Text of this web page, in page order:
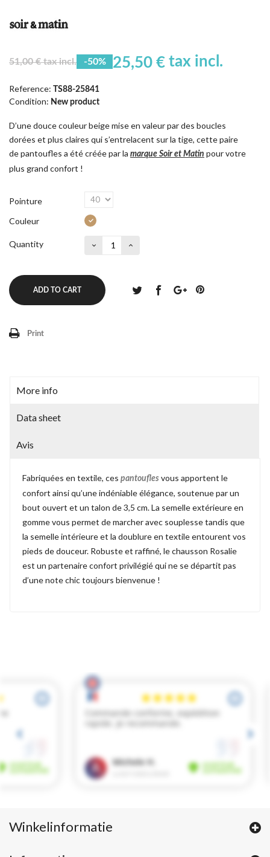
51,00 € tax incl. -50% 25,50 € tax incl.
Reference: TS88-25841
Condition: New product
D’une douce couleur beige mise en valeur par des boucles
dorées et plus claires qui s’entrelacent sur la tige, cette paire
de pantoufles a été créée par la marque Soir et Matin pour votre
plus grand confort !
Pointure
Couleur
Quantity
ADD TO CART
Print
More info
Data sheet
Avis
Fabriquées en textile, ces pantoufles vous apportent le
confort ainsi qu’une indéniable élégance, soutenue par un
bout ouvert et un talon de 3,5 cm. La semelle extérieure en
gomme vous permet de marcher avec souplesse tandis que
la semelle intérieure et la doublure en textile entourent vos
pieds de douceur. Robuste et raffiné, le chausson Rosalie
est un partenaire confort privilégié qui ne se départit pas
d’une note chic toujours bienvenue !
Winkelinformatie